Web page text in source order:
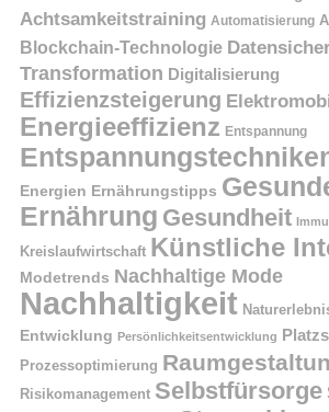
Achtsamkeitstraining Automatisierung
Blockchain-Technologie
Transformation Digitalisierung
Effizienzsteigerung
Energieeffizienz Entspannung
Energien Ernährungstipps
Ernährung Gesundheit
Kreislaufwirtschaft Künstliche
Modetrends Nachhaltige Mode
Nachhaltigkeit
Entwicklung Persönlichkeitsentwicklung
Prozessoptimierung
Risikomanagement Selbstfürsorge